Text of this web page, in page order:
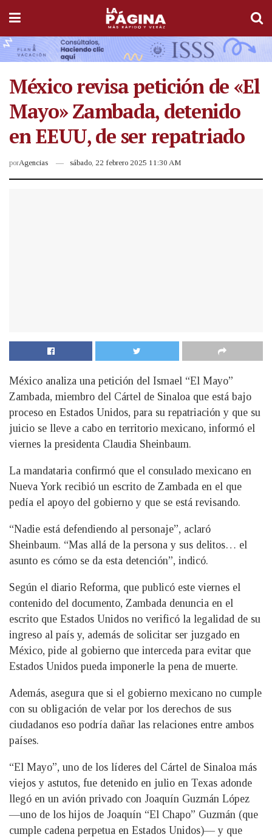
México revisa petición de «El
Mayo» Zambada, detenido
en EEUU, de ser repatriado
porAgencias sábado, 22 febrero 2025 11:30 AM
México analiza una petición del Ismael “El Mayo”
Zambada, miembro del Cártel de Sinaloa que está bajo
proceso en Estados Unidos, para su repatriación y que su
juicio se lleve a cabo en territorio mexicano, informó el
viernes la presidenta Claudia Sheinbaum.
La mandataria confirmó que el consulado mexicano en
Nueva York recibió un escrito de Zambada en el que
pedía el apoyo del gobierno y que se está revisando.
“Nadie está defendiendo al personaje”, aclaró
Sheinbaum. “Mas allá de la persona y sus delitos… el
asunto es cómo se da esta detención”, indicó.
Según el diario Reforma, que publicó este viernes el
contenido del documento, Zambada denuncia en el
escrito que Estados Unidos no verificó la legalidad de su
ingreso al país y, además de solicitar ser juzgado en
México, pide al gobierno que interceda para evitar que
Estados Unidos pueda imponerle la pena de muerte.
Además, asegura que si el gobierno mexicano no cumple
con su obligación de velar por los derechos de sus
ciudadanos eso podría dañar las relaciones entre ambos
países.
“El Mayo”, uno de los líderes del Cártel de Sinaloa más
viejos y astutos, fue detenido en julio en Texas adonde
llegó en un avión privado con Joaquín Guzmán López
—uno de los hijos de Joaquín “El Chapo” Guzmán (que
cumple cadena perpetua en Estados Unidos)— y que